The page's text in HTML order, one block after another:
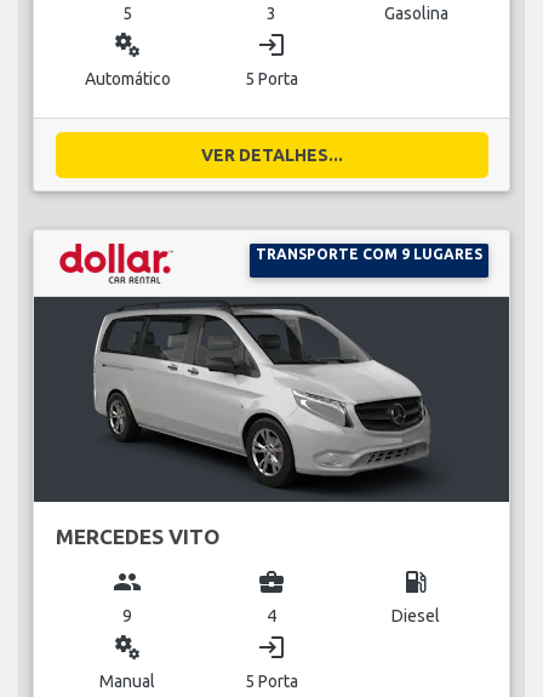
5 3 Gasolina
miscellaneous_services
Automático
login
5 Porta
VER DETALHES...
TRANSPORTE COM 9 LUGARES
MERCEDES VITO
group
9
business_center
4
local_gas_station
Diesel
miscellaneous_services
Manual
login
5 Porta